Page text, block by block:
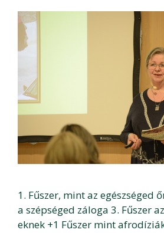
1. Fűszer, mint az egészséged
a szépséged záloga 3. Fűszer
eknek +1 Fűszer mint